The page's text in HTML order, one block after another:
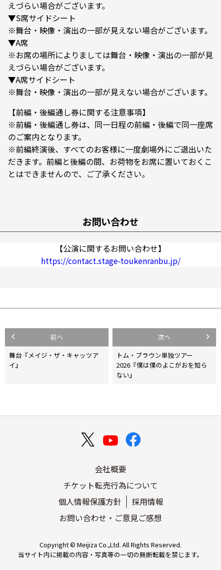
えづらい場合がございます。
▼S席サイドシート
※舞台・映像・演出の一部が見えない場合がございます。
▼A席
※お席の場所によりましては舞台・映像・演出の一部が見
えづらい場合がございます。
▼A席サイドシート
※舞台・映像・演出の一部が見えない場合がございます。
【前編・後編通し券に関する注意事項】
※前編・後編通し券は、同一日程の前編・後編で同一座席
のご案内となります。
※前編終演後、すべてのお客様に一度劇場外にご退出いた
だきます。前編と後編の間、お荷物をお席に置いておくこ
とはできませんので、ご了承ください。
お問い合わせ
【公演に関するお問い合わせ】
https://contact.stage-toukenranbu.jp/
投
稿
ゲ
前へ
舞台『メイジ・ザ・キャッツア
イ』
次へ
トム・ブラウン単独ツアー
2026『僕は僕のよこがおを知ら
ない』
会社概要
チケット転売行為について
個人情報保護方針
採用情報
お問い合わせ・ご意見ご感想
Copyright © Meijiza Co.,Ltd. All Rights Reserved.
当サイト内に掲載の内容・写真等の一切の無断転載を禁じます。